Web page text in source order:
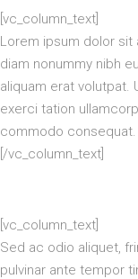
[vc_column_text]
Lorem ipsum dolor
diam nonummy nibh
aliquam erat volutpat.
exerci tation
commodo consequat.
[/vc_column_text]
[vc_column_text]
Sed ac odio aliquet,
pulvinar ante tempor